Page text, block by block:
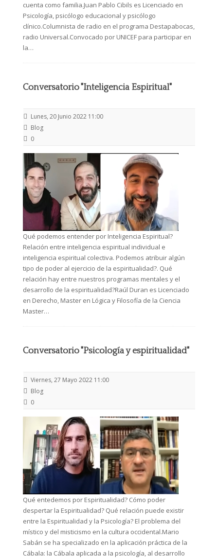
cuenta como familia.Juan Pablo Cibils es Licenciado en
Psicología, psicólogo educacional y psicólogo
clínico.Columnista de radio en el programa Destapabocas,
radio Universal.Convocado por UNICEF para participar en
la…
Conversatorio "Inteligencia Espiritual"
Lunes, 20 Junio 2022 11:00
Blog
0
Qué podemos entender por Inteligencia Espiritual?
Relación entre inteligencia espiritual individual e
inteligencia espiritual colectiva. Podemos atribuir algún
tipo de poder al ejercicio de la espiritualidad?. Qué
relación hay entre nuestros programas mentales y el
desarrollo de la espiritualidad?Raúl Duran es Licenciado
en Derecho, Master en Lógica y Filosofía de la Ciencia
Master…
Conversatorio "Psicología y espiritualidad"
Viernes, 27 Mayo 2022 11:00
Blog
0
Qué entedemos por Espiritualidad? Cómo poder
despertar la Espiritualidad? Qué relación puede existir
entre la Espiritualidad y la Psicología? El problema del
místico y del misticismo en la cultura occidental.Mario
Sabán se ha specializado en la aplicación práctica de la
Cábala: la Cábala aplicada a la psicología, al desarrollo